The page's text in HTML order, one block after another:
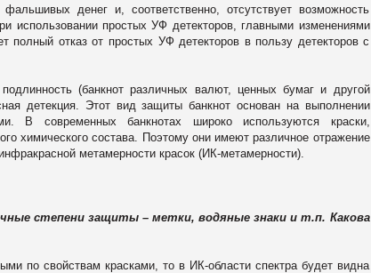
денег и, соответственно, отсутствует возможность
использовании простых УФ детекторов, главными изменениями
отказ от простых УФ детекторов в пользу детекторов с
(банкнот различных валют, ценных бумаг и другой
детекция. Этот вид защиты банкнот основан на выполнении
В современных банкнотах широко используются краски,
химического состава. Поэтому они имеют различное отражение
метамерности красок (ИК-метамерности).
степени защиты – метки, водяные знаки и т.п. Какова
по свойствам красками, то в ИК-области спектра будет видна